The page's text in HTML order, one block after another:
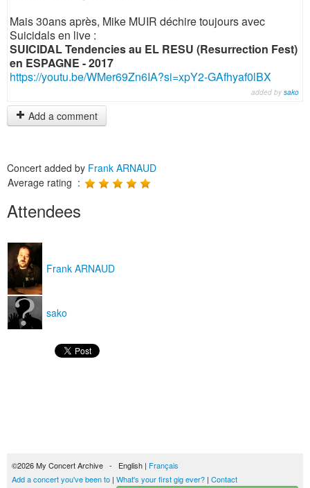
Mais 30ans après, Mike MUIR déchire toujours avec
Suicidals en live :
SUICIDAL Tendencies au EL RESU (Resurrection Fest)
en ESPAGNE - 2017
https://youtu.be/WMer69Zn6IA?si=xpY2-GAfhyaf0lBX
added by sako
Add a comment
Concert added by Frank ARNAUD
Average rating :
Attendees
Frank ARNAUD
sako
©2026 My Concert Archive - English | Français
Add a concert you've been to | What's your first gig ever? | Contact